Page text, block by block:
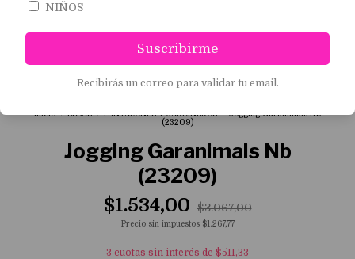
1 /3
Inicio . BEBAS . PANTALONES Y JARDINEROS . Jogging Garanimals Nb
(23209)
Jogging Garanimals Nb
(23209)
$1.534,00 $3.067,00
Precio sin impuestos $1.267,77
3 cuotas sin interés de $511,33
NIÑOS
Suscribirme
Recibirás un correo para validar tu email.